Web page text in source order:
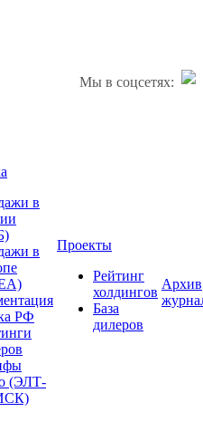
Мы в соцсетях:
в
в
РФ
(ЭЛТ-
Проекты
Рейтинг
холдингов
База
дилеров
Архив